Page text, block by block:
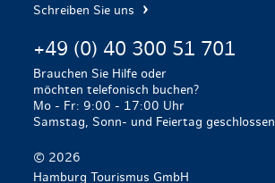
Schreiben Sie uns
+49 (0) 40 300 51 701
Brauchen Sie Hilfe oder
möchten telefonisch buchen?
Mo - Fr: 9:00 - 17:00 Uhr
Samstag, Sonn- und Feiertag geschlossen
© 2026
Hamburg Tourismus GmbH